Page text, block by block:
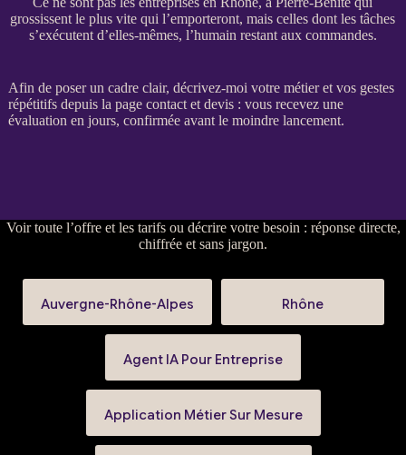
grossissent le plus vite qui l’emporteront, mais celles dont les tâches
s’exécutent d’elles-mêmes, l’humain restant aux commandes.
Afin de poser un cadre clair, décrivez-moi votre métier et vos gestes
répétitifs depuis la page contact et devis: vous recevez une
évaluation en jours, confirmée avant le moindre lancement.
Voirtoute l’offre et les tarifsou décrire votre besoin : réponse directe,
chiffrée et sans jargon.
Auvergne-Rhône-Alpes Rhône
Agent IA Pour Entreprise
Application Métier Sur Mesure